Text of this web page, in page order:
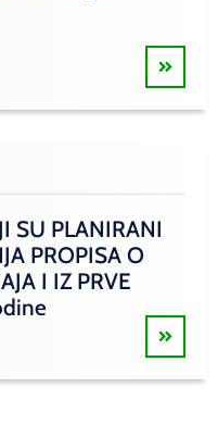
SU PLANIRANI
PROPISA O
I IZ PRVE